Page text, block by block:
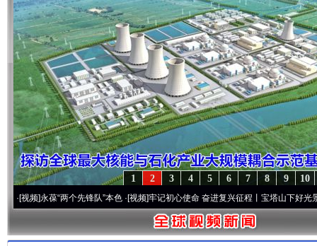
10
9
8
7
6
5
4
3
2
1
永葆“两个先锋队”本色·[视频]牢记初心使命 奋进复兴征程丨宝塔山下好光景..·[视